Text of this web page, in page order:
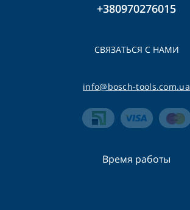
+380970276015
СВЯЗАТЬСЯ С НАМИ
info@bosch-tools.com.ua
Время работы